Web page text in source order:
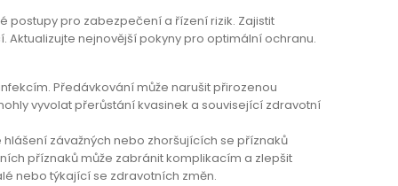
postupy pro zabezpečení a řízení rizik. Zajistit
nejnovější pokyny pro optimální ochranu.
Předávkování může narušit přirozenou
vyvolat přerůstání kvasinek a související zdravotní
závažných nebo zhoršujících se příznaků
příznaků může zabránit komplikacím a zlepšit
nebo týkající se zdravotních změn.